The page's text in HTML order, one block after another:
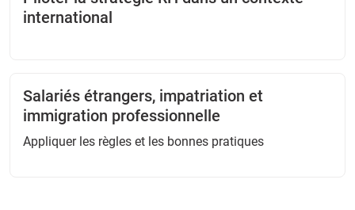
international
Salariés étrangers, impatriation et
immigration professionnelle
Appliquer les règles et les bonnes pratiques